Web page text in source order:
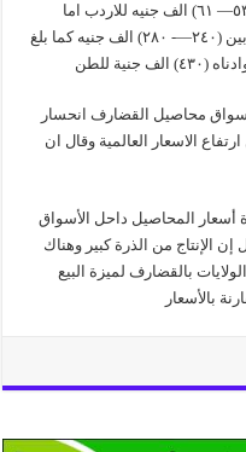
٥٧) الف جنيه فيما بلغ سعر الدخن الابيض (٥٣— ٦١) الف جنيه للاردب اما
محصول زهرة الشمس فقد تراوح الطن مابين (٢٤٠—- ٢٨٠) الف جنيه كما بلغ
محاصيل القضارف انحسار
الاسعار العالمية وقال ان
أسعار المحاصيل داحل الأسواق
إن الإنتاج من الذرة كبير وهناك
بالقضارف لميزة البيع
بالأسعار